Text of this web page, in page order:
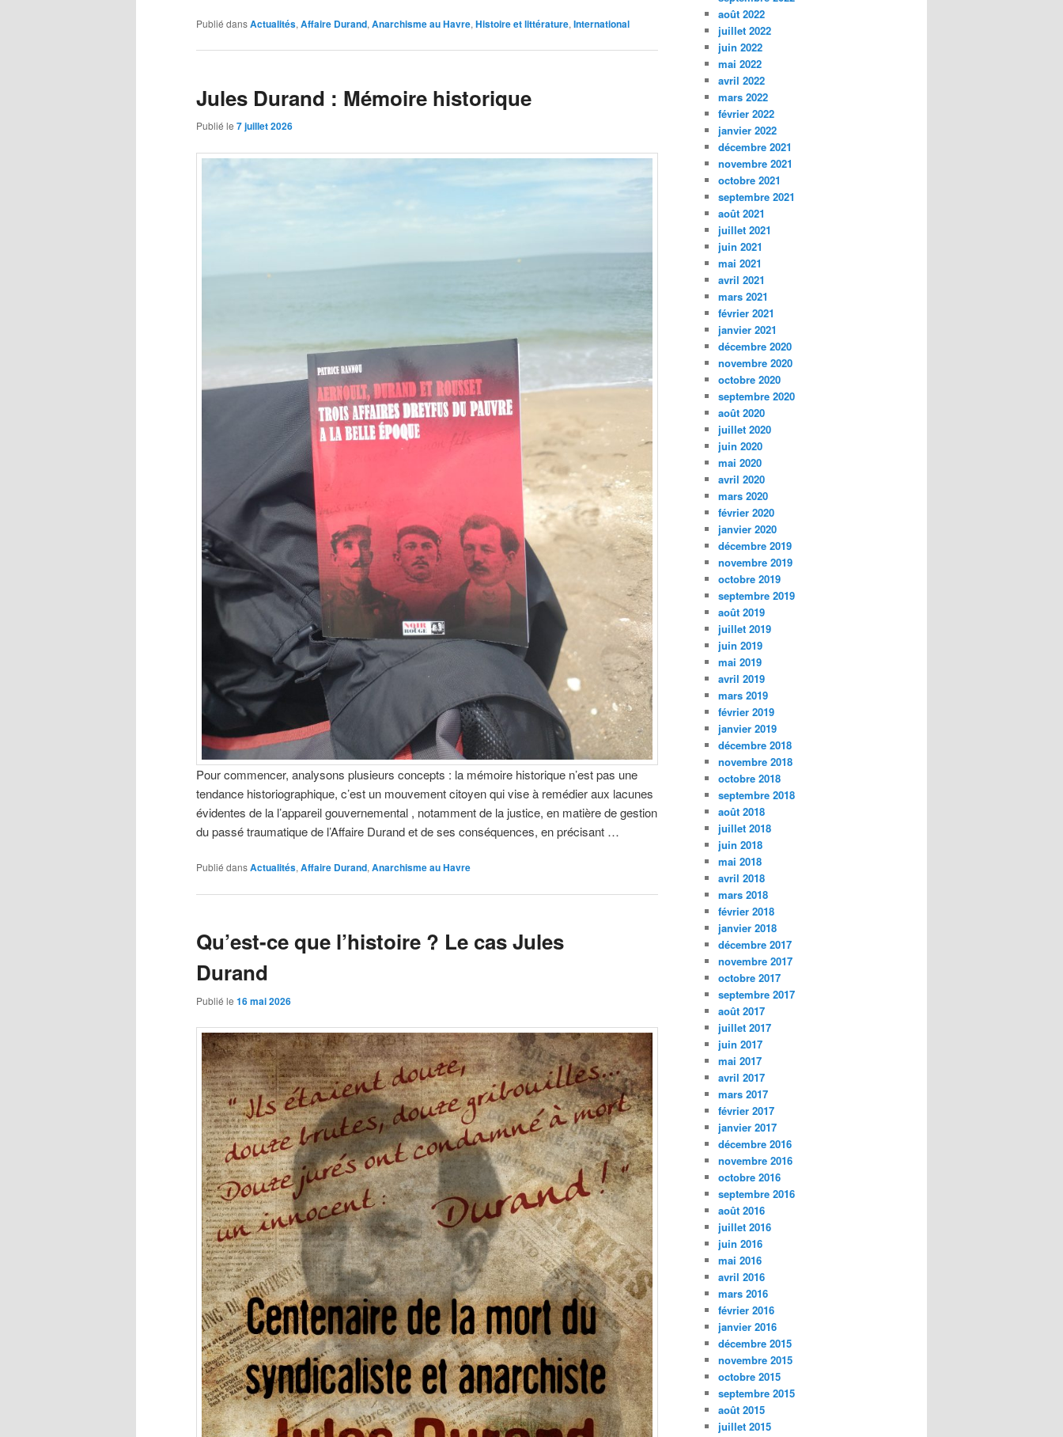
Publié dansActualités, Affaire Durand, Anarchisme au Havre, Histoire et littérature, International
Jules Durand : Mémoire historique
Publié le 7 juillet 2026
Pour commencer, analysons plusieurs concepts : la mémoire historique n’est pas une
tendance historiographique, c’est un mouvement citoyen qui vise à remédier aux lacunes
évidentes de la l’appareil gouvernemental , notamment de la justice, en matière de gestion
du passé traumatique de l’Affaire Durand et de ses conséquences, en précisant …
Publié dansActualités, Affaire Durand, Anarchisme au Havre
Qu’est-ce que l’histoire ? Le cas Jules
Durand
Publié le 16 mai 2026
août 2022
juillet 2022
juin 2022
mai 2022
avril 2022
mars 2022
février 2022
janvier 2022
décembre 2021
novembre 2021
octobre 2021
septembre 2021
août 2021
juillet 2021
juin 2021
mai 2021
avril 2021
mars 2021
février 2021
janvier 2021
décembre 2020
novembre 2020
octobre 2020
septembre 2020
août 2020
juillet 2020
juin 2020
mai 2020
avril 2020
mars 2020
février 2020
janvier 2020
décembre 2019
novembre 2019
octobre 2019
septembre 2019
août 2019
juillet 2019
juin 2019
mai 2019
avril 2019
mars 2019
février 2019
janvier 2019
décembre 2018
novembre 2018
octobre 2018
septembre 2018
août 2018
juillet 2018
juin 2018
mai 2018
avril 2018
mars 2018
février 2018
janvier 2018
décembre 2017
novembre 2017
octobre 2017
septembre 2017
août 2017
juillet 2017
juin 2017
mai 2017
avril 2017
mars 2017
février 2017
janvier 2017
décembre 2016
novembre 2016
octobre 2016
septembre 2016
août 2016
juillet 2016
juin 2016
mai 2016
avril 2016
mars 2016
février 2016
janvier 2016
décembre 2015
novembre 2015
octobre 2015
septembre 2015
août 2015
juillet 2015